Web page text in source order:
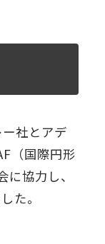
社とアデ
（国際円形
協力し、
た。